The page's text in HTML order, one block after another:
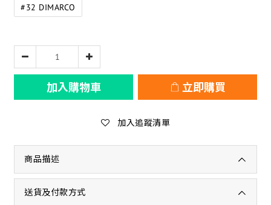
#32 DIMARCO
加入購物車 立即購買
加入追蹤清單
商品描述
送貨及付款方式